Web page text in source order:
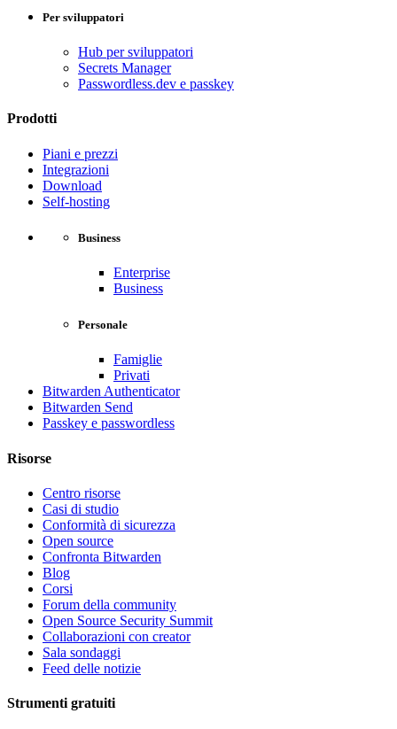
Per sviluppatori
Hub per sviluppatori
Secrets Manager
Passwordless.dev e passkey
Prodotti
Piani e prezzi
Integrazioni
Download
Self-hosting
Business
Enterprise
Business
Personale
Famiglie
Privati
Bitwarden Authenticator
Bitwarden Send
Passkey e passwordless
Risorse
Centro risorse
Casi di studio
Conformità di sicurezza
Open source
Confronta Bitwarden
Blog
Corsi
Forum della community
Open Source Security Summit
Collaborazioni con creator
Sala sondaggi
Feed delle notizie
Strumenti gratuiti